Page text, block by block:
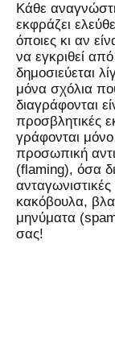
Kάθε
εκφράζει
όποιες κι αν
να εγκριθεί
δημοσιεύεται
μόνα σχόλια
διαγράφονται
προσβλητικές
γράφονται
προσωπική
(flaming), όσα
ανταγωνιστικές
κακόβουλα,
μηνύματα
σας!